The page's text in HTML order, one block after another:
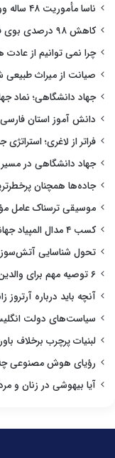
ناسا مأموریت ۴۸ ساله وویجر ۲ را یک سال دیگر تمدید کرد
کاهش ۹۸ درصدی بوی فاضلاب با نانوفیلتر ایرانی
چرا نمی توانیم از
صیانت از میراث طبیعی
جهاد دانشگاهی؛ نماد
دانش آموز استان
فراتر از لاغری؛
جهاد دانشگاهی در
جاده‌ها همچنان
موسیقی ترسناک عامل
کسب ۴ مدال المپیاد جهانی هوش مصنوعی برای ایران
تحول شناسایی
۶ توصیه مهم برای والدین پیش از بازگشایی مدارس
آنچه باید درباره آرتروز
سیاست‌های دولت
لبنیات پرچرب برخلاف
رؤیای هوش مصنوعی
آیا بیهوشی در زنان و